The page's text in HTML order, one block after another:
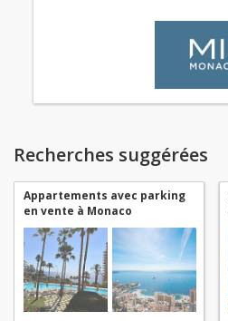
Recherches suggérées
Appartements avec parking
en vente à Monaco